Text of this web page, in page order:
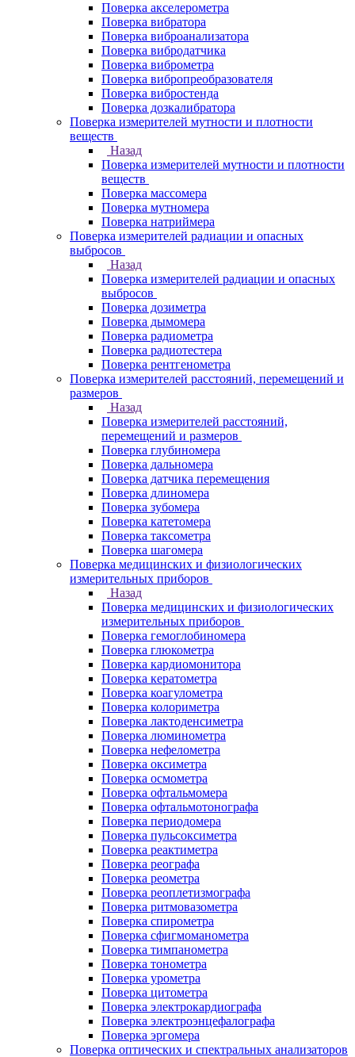
Поверка акселерометра
Поверка вибратора
Поверка виброанализатора
Поверка вибродатчика
Поверка виброметра
Поверка вибропреобразователя
Поверка вибростенда
Поверка дозкалибратора
Поверка измерителей мутности и плотности
веществ
Назад
Поверка измерителей мутности и плотности
веществ
Поверка массомера
Поверка мутномера
Поверка натриймера
Поверка измерителей радиации и опасных
выбросов
Назад
Поверка измерителей радиации и опасных
выбросов
Поверка дозиметра
Поверка дымомера
Поверка радиометра
Поверка радиотестера
Поверка рентгенометра
Поверка измерителей расстояний, перемещений и
размеров
Назад
Поверка измерителей расстояний,
перемещений и размеров
Поверка глубиномера
Поверка дальномера
Поверка датчика перемещения
Поверка длиномера
Поверка зубомера
Поверка катетомера
Поверка таксометра
Поверка шагомера
Поверка медицинских и физиологических
измерительных приборов
Назад
Поверка медицинских и физиологических
измерительных приборов
Поверка гемоглобиномера
Поверка глюкометра
Поверка кардиомонитора
Поверка кератометра
Поверка коагулометра
Поверка колориметра
Поверка лактоденсиметра
Поверка люминометра
Поверка нефелометра
Поверка оксиметра
Поверка осмометра
Поверка офтальмомера
Поверка офтальмотонографа
Поверка периодомера
Поверка пульсоксиметра
Поверка реактиметра
Поверка реографа
Поверка реометра
Поверка реоплетизмографа
Поверка ритмовазометра
Поверка спирометра
Поверка сфигмоманометра
Поверка тимпанометра
Поверка тонометра
Поверка урометра
Поверка цитометра
Поверка электрокардиографа
Поверка электроэнцефалографа
Поверка эргомера
Поверка оптических и спектральных анализаторов